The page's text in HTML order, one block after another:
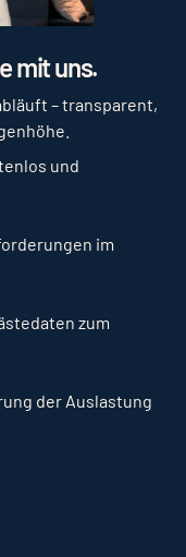
mit uns.
– transparent,
und
im
zum
der Auslastung